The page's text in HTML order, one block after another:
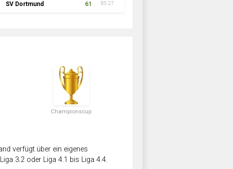
SV Dortmund 61 85:27
Championscup
verfügt über ein eigenes
3.2 oder Liga 4.1 bis Liga 4.4.